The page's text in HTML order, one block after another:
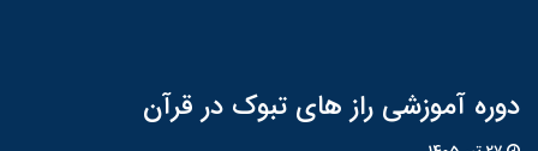
دوره آموزشی راز های تبوک در قرآن